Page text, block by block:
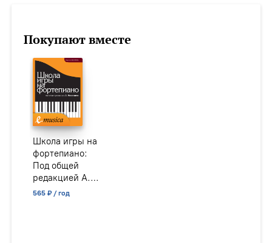
Покупают вместе
Школа игры на
фортепиано:
Под общей
редакцией А.
Николаева /
565 ₽ / год